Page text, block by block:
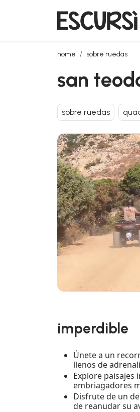
home sobre ruedas
san teodoro: recorrido
san
sobre ruedas
imperdible
Únete a un
llenos de
Explore paisajes
embriagadores
Disfrute de un
de reanudar su